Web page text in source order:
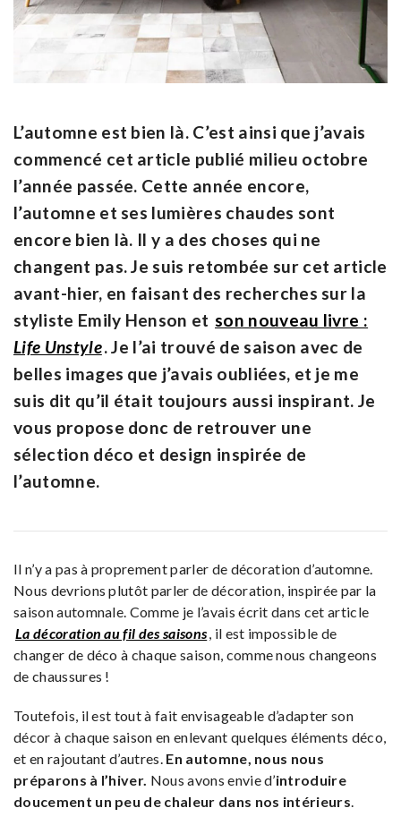
L’automne est bien là. C’est ainsi que j’avais
commencé cet article publié milieu octobre
l’année passée. Cette année encore,
l’automne et ses lumières chaudes sont
encore bien là. Il y a des choses qui ne
changent pas. Je suis retombée sur cet article
avant-hier, en faisant des recherches sur la
styliste Emily Henson et son nouveau livre :
Life Unstyle. Je l’ai trouvé de saison avec de
belles images que j’avais oubliées, et je me
suis dit qu’il était toujours aussi inspirant. Je
vous propose donc de retrouver une
sélection déco et design inspirée de
l’automne.
Il n’y a pas à proprement parler de décoration d’automne.
Nous devrions plutôt parler de décoration, inspirée par la
saison automnale. Comme je l’avais écrit dans cet article
La décoration au fil des saisons , il est impossible de
changer de déco à chaque saison, comme nous changeons
de chaussures !
Toutefois, il est tout à fait envisageable d’adapter son
décor à chaque saison en enlevant quelques éléments déco,
et en rajoutant d’autres. En automne, nous nous
préparons à l’hiver. Nous avons envie d’introduire
doucement un peu de chaleur dans nos intérieurs